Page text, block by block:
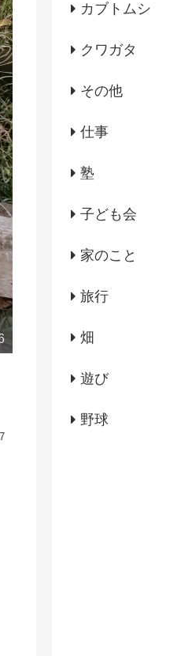
カブトムシ
クワガタ
その他
仕事
塾
子ども会
家のこと
旅行
畑
遊び
野球